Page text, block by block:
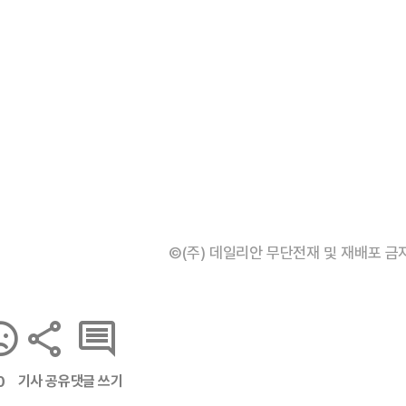
©(주) 데일리안 무단전재 및 재배포 금
기사 공유댓글 쓰기